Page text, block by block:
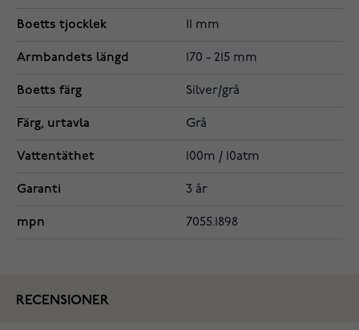
Boetts tjocklek 11 mm
Armbandets längd 170 - 215 mm
Boetts färg Silver/grå
Färg, urtavla Grå
Vattentäthet 100m / 10atm
Garanti 3 år
mpn 7055.1898
RECENSIONER